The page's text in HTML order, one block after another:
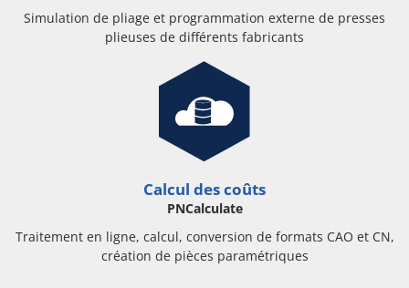
Simulation de pliage et programmation externe de presses
plieuses de différents fabricants
Calcul des coûts
PNCalculate
Traitement en ligne, calcul, conversion de formats CAO et CN,
création de pièces paramétriques